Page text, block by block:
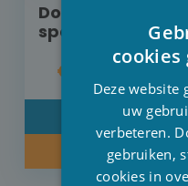
Douchegel
special 250 ml
€ 1,60
Deze website
uw
verbeteren.
gebruiken,
cookies in